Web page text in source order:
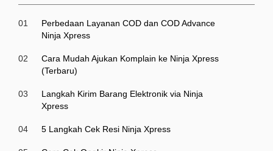
01
Perbedaan Layanan COD dan COD Advance
Ninja Xpress
02
Cara Mudah Ajukan Komplain ke Ninja Xpress
(Terbaru)
03
Langkah Kirim Barang Elektronik via Ninja
Xpress
04 5 Langkah Cek Resi Ninja Xpress